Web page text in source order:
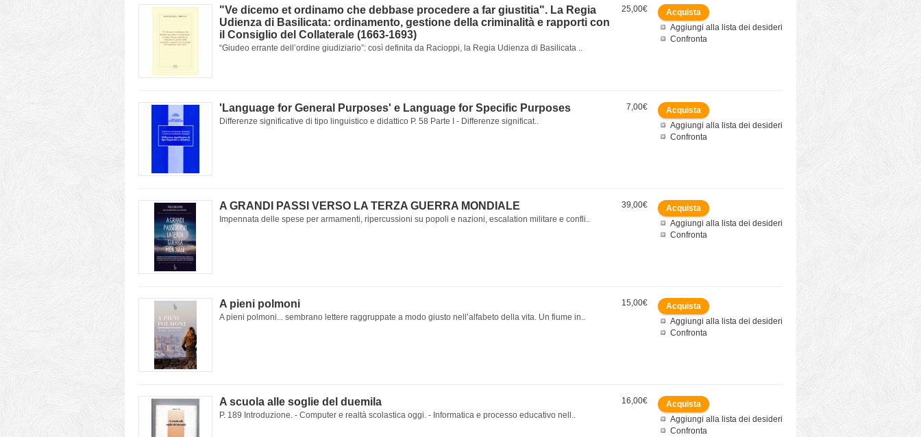
Aggiungi alla lista dei desideri
Confronta
25,00€
"Ve dicemo et ordinamo che debbase procedere a far giustitia". La Regia
Udienza di Basilicata: ordinamento, gestione della criminalità e rapporti con
il Consiglio del Collaterale (1663-1693)
“Giudeo errante dell’ordine giudiziario”: così definita da Racioppi, la Regia Udienza di Basilicata ..
Aggiungi alla lista dei desideri
Confronta
7,00€
'Language for General Purposes' e Language for Specific Purposes
Differenze significative di tipo linguistico e didattico P. 58 Parte I - Differenze significat..
Aggiungi alla lista dei desideri
Confronta
39,00€
A GRANDI PASSI VERSO LA TERZA GUERRA MONDIALE
Impennata delle spese per armamenti, ripercussioni su popoli e nazioni, escalation militare e confli..
Aggiungi alla lista dei desideri
Confronta
15,00€
A pieni polmoni
A pieni polmoni... sembrano lettere raggruppate a modo giusto nell’alfabeto della vita. Un fiume in..
Aggiungi alla lista dei desideri
Confronta
16,00€
A scuola alle soglie del duemila
P. 189 Introduzione. - Computer e realtà scolastica oggi. - Informatica e processo educativo nell..